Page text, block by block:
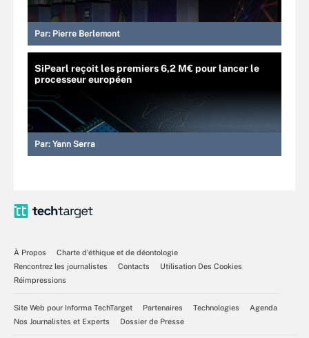
Par: Pierre Berlemont
SiPearl reçoit les premiers 6,2 M€ pour lancer le
processeur européen
Par: Yann Serra
À Propos
Charte d’éthique et de déontologie
Rencontrez les journalistes
Contacts
Utilisation Des Cookies
Réimpressions
Site Web pour Informa TechTarget Partenaires Technologies
Agenda
Nos Journalistes et Experts
Dossier de Presse